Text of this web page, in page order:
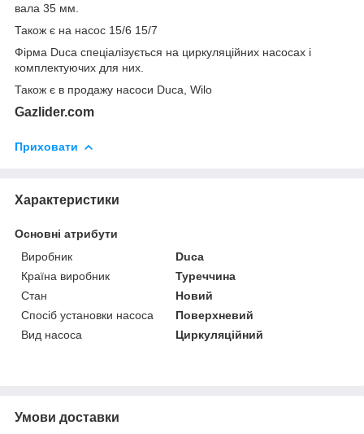
вала 35 мм.
Також є на насос 15/6 15/7
Фірма Duca спеціалізується на циркуляційних насосах і
комплектуючих для них.
Також є в продажу насоси Duca, Wilo
Gazlider.com
Приховати
Характеристики
Основні атрибути
Виробник
Duca
Країна виробник
Туреччина
Стан
Новий
Спосіб установки насоса
Поверхневий
Вид насоса
Циркуляційний
Умови доставки